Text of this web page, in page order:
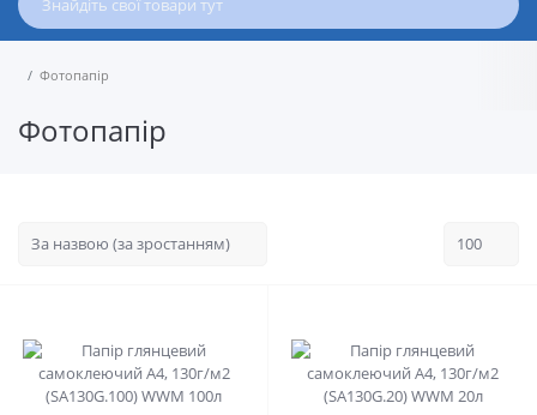
Фотопапір
Фотопапір